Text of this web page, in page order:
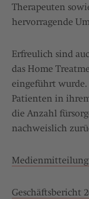
Therapeuten
hervorragende
Erfreulich sind
das Home
eingeführt
Patienten in
die Anzahl
nachweislich
Medienmitteilung
Geschäftsbericht